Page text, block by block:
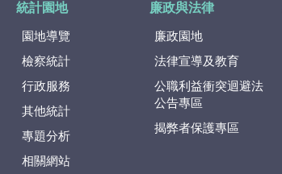
統計園地
園地導覽
檢察統計
行政服務
其他統計
專題分析
相關網站
廉政與法律
廉政園地
法律宣導及教育
公職利益衝突迴避法
公告專區
揭弊者保護專區